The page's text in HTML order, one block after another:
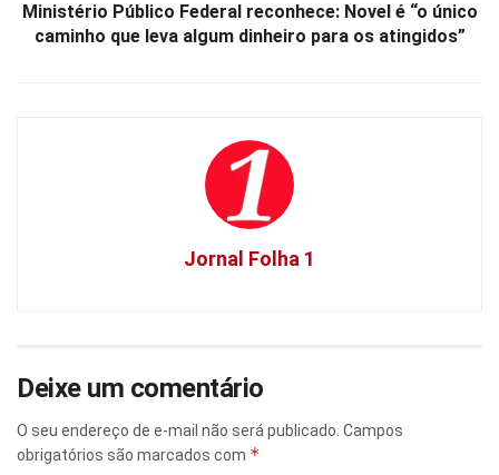
Ministério Público Federal reconhece: Novel é “o único
caminho que leva algum dinheiro para os atingidos”
Jornal Folha 1
Deixe um comentário
O seu endereço de e-mail não será publicado. Campos
obrigatórios são marcados com *